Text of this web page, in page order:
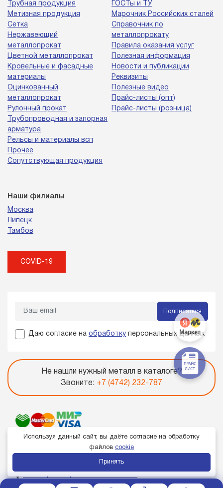
Трубная продукция
Метизная продукция
Сетка
Нержавеющий
металлопрокат
Цветной металлопрокат
Кровельные и фасадные
материалы
Оцинкованный
металлопрокат
Рулонный прокат
Трубопроводная и запорная
арматура
Рельсы и материалы всп
Прочее
Сопутствующая продукция
ГОСТы и ТУ
Марочник Российских сталей
Справочник по
металлопрокату
Правила оказания услуг
Полезная информация
Новости и публикации
Реквизиты
Полезные видео
Прайс-листы (опт)
Прайс-листы (розница)
Наши филиалы
Москва
Липецк
Тамбов
COVID-19
Подписаться
Даю согласие на обработку персональных данных
Не нашли нужный металл в каталоге?
Звоните: +7 (4742) 232-787
Член торгово-промышленной палаты
Используя данный сайт, вы даёте согласие на обработку
файлов cookie
Принять